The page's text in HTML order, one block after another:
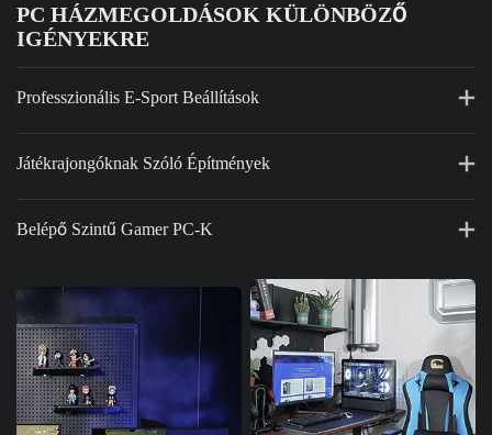
PC HÁZMEGOLDÁSOK KÜLÖNBÖZŐ
IGÉNYEKRE
Professzionális E-Sport Beállítások
Játékrajongóknak Szóló Építmények
Belépő Szintű Gamer PC-K